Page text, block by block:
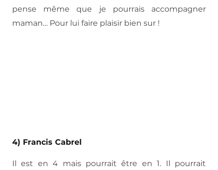
pense même que je pourrais accompagner
maman… Pour lui faire plaisir bien sur !
4) Francis Cabrel
Il est en 4 mais pourrait être en 1. Il pourrait